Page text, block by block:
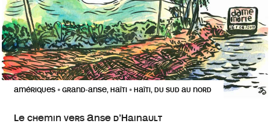
AMÉRIQUES • GRAND-ANSE, HAÏTI • HAÏTI, DU SUD AU NORD
Le chemin vers Anse d’Hainault